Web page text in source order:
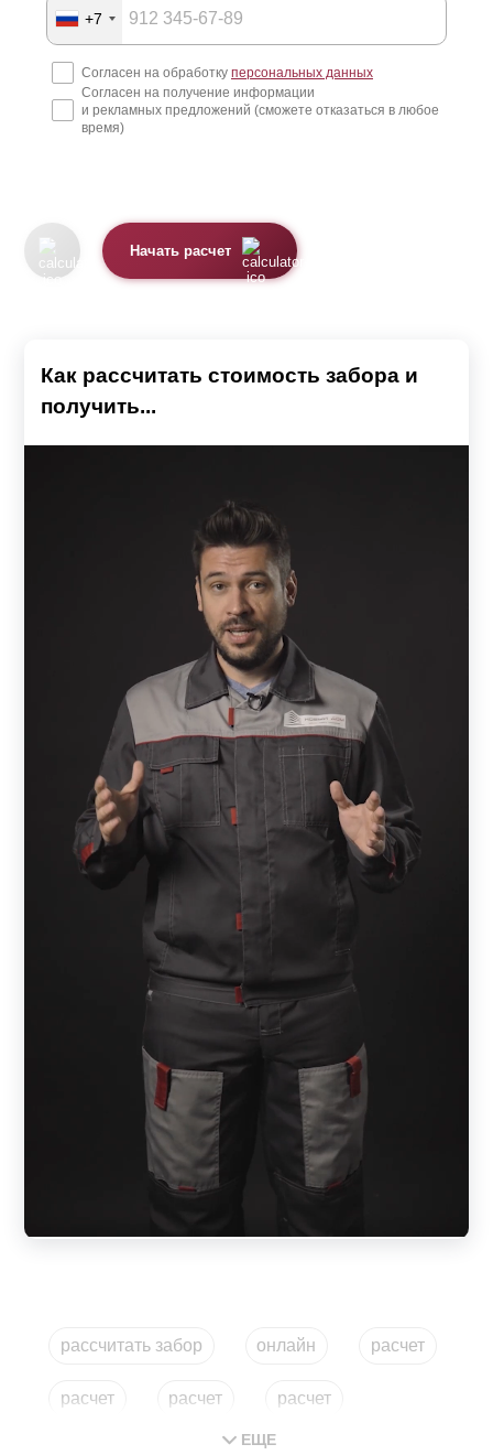
+7
Согласен на обработку персональных данных
Согласен на получение информации
и рекламных предложений (сможете отказаться в любое
время)
Начать расчет
Как рассчитать стоимость забора и
получить...
рассчитать забор онлайн расчет
расчет расчет расчет
рассчитать мастеровит
ЕЩЕ